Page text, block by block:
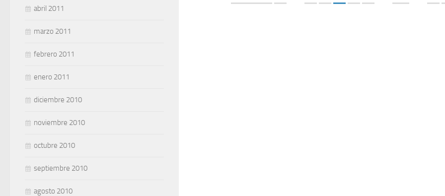
abril 2011
marzo 2011
febrero 2011
enero 2011
diciembre 2010
noviembre 2010
octubre 2010
septiembre 2010
agosto 2010